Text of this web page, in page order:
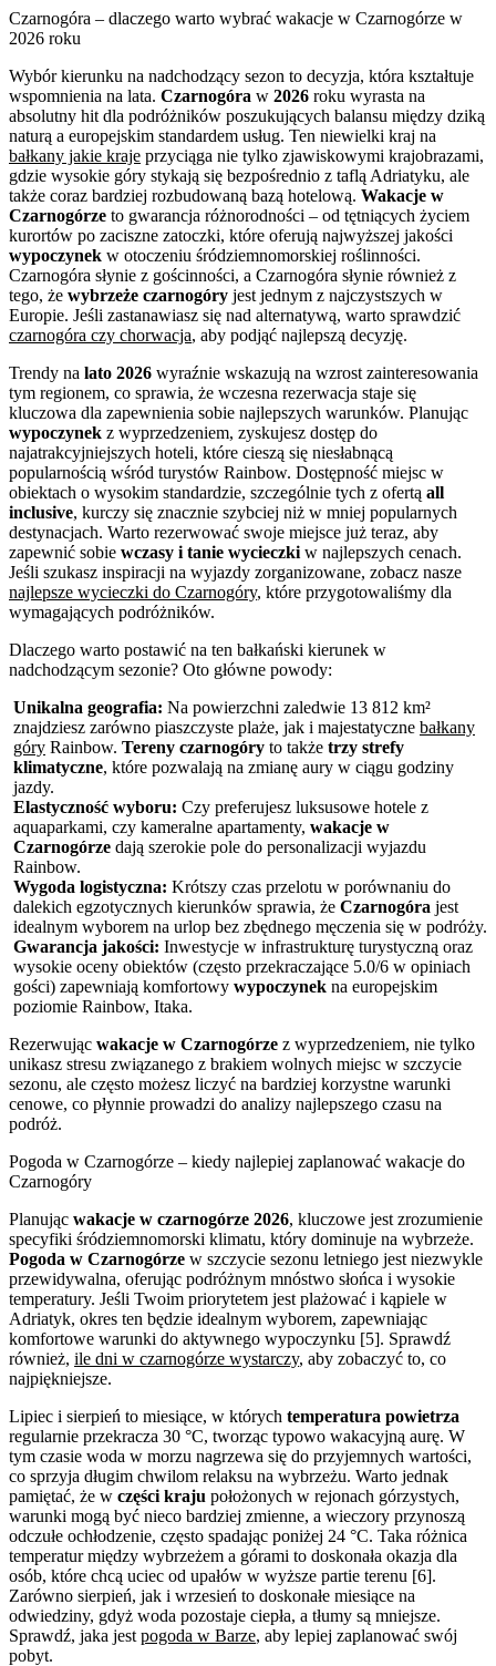
Czarnogóra – dlaczego warto wybrać wakacje w Czarnogórze w
2026 roku
Wybór kierunku na nadchodzący sezon to decyzja, która kształtuje
wspomnienia na lata. Czarnogóra w 2026 roku wyrasta na
absolutny hit dla podróżników poszukujących balansu między dziką
naturą a europejskim standardem usług. Ten niewielki kraj na
bałkany jakie kraje przyciąga nie tylko zjawiskowymi krajobrazami,
gdzie wysokie góry stykają się bezpośrednio z taflą Adriatyku, ale
także coraz bardziej rozbudowaną bazą hotelową. Wakacje w
Czarnogórze to gwarancja różnorodności – od tętniących życiem
kurortów po zaciszne zatoczki, które oferują najwyższej jakości
wypoczynek w otoczeniu śródziemnomorskiej roślinności.
Czarnogóra słynie z gościnności, a Czarnogóra słynie również z
tego, że wybrzeże czarnogóry jest jednym z najczystszych w
Europie. Jeśli zastanawiasz się nad alternatywą, warto sprawdzić
czarnogóra czy chorwacja, aby podjąć najlepszą decyzję.
Trendy na lato 2026 wyraźnie wskazują na wzrost zainteresowania
tym regionem, co sprawia, że wczesna rezerwacja staje się
kluczowa dla zapewnienia sobie najlepszych warunków. Planując
wypoczynek z wyprzedzeniem, zyskujesz dostęp do
najatrakcyjniejszych hoteli, które cieszą się niesłabnącą
popularnością wśród turystów Rainbow. Dostępność miejsc w
obiektach o wysokim standardzie, szczególnie tych z ofertą all
inclusive, kurczy się znacznie szybciej niż w mniej popularnych
destynacjach. Warto rezerwować swoje miejsce już teraz, aby
zapewnić sobie wczasy i tanie wycieczki w najlepszych cenach.
Jeśli szukasz inspiracji na wyjazdy zorganizowane, zobacz nasze
najlepsze wycieczki do Czarnogóry, które przygotowaliśmy dla
wymagających podróżników.
Dlaczego warto postawić na ten bałkański kierunek w
nadchodzącym sezonie? Oto główne powody:
Unikalna geografia: Na powierzchni zaledwie 13 812 km²
znajdziesz zarówno piaszczyste plaże, jak i majestatyczne bałkany
góry Rainbow. Tereny czarnogóry to także trzy strefy
klimatyczne, które pozwalają na zmianę aury w ciągu godziny
jazdy.
Elastyczność wyboru: Czy preferujesz luksusowe hotele z
aquaparkami, czy kameralne apartamenty, wakacje w
Czarnogórze dają szerokie pole do personalizacji wyjazdu
Rainbow.
Wygoda logistyczna: Krótszy czas przelotu w porównaniu do
dalekich egzotycznych kierunków sprawia, że Czarnogóra jest
idealnym wyborem na urlop bez zbędnego męczenia się w podróży.
Gwarancja jakości: Inwestycje w infrastrukturę turystyczną oraz
wysokie oceny obiektów (często przekraczające 5.0/6 w opiniach
gości) zapewniają komfortowy wypoczynek na europejskim
poziomie Rainbow, Itaka.
Rezerwując wakacje w Czarnogórze z wyprzedzeniem, nie tylko
unikasz stresu związanego z brakiem wolnych miejsc w szczycie
sezonu, ale często możesz liczyć na bardziej korzystne warunki
cenowe, co płynnie prowadzi do analizy najlepszego czasu na
podróż.
Pogoda w Czarnogórze – kiedy najlepiej zaplanować wakacje do
Czarnogóry
Planując wakacje w czarnogórze 2026, kluczowe jest zrozumienie
specyfiki śródziemnomorski klimatu, który dominuje na wybrzeże.
Pogoda w Czarnogórze w szczycie sezonu letniego jest niezwykle
przewidywalna, oferując podróżnym mnóstwo słońca i wysokie
temperatury. Jeśli Twoim priorytetem jest plażować i kąpiele w
Adriatyk, okres ten będzie idealnym wyborem, zapewniając
komfortowe warunki do aktywnego wypoczynku [5]. Sprawdź
również, ile dni w czarnogórze wystarczy, aby zobaczyć to, co
najpiękniejsze.
Lipiec i sierpień to miesiące, w których temperatura powietrza
regularnie przekracza 30 °C, tworząc typowo wakacyjną aurę. W
tym czasie woda w morzu nagrzewa się do przyjemnych wartości,
co sprzyja długim chwilom relaksu na wybrzeżu. Warto jednak
pamiętać, że w części kraju położonych w rejonach górzystych,
warunki mogą być nieco bardziej zmienne, a wieczory przynoszą
odczułe ochłodzenie, często spadając poniżej 24 °C. Taka różnica
temperatur między wybrzeżem a górami to doskonała okazja dla
osób, które chcą uciec od upałów w wyższe partie terenu [6].
Zarówno sierpień, jak i wrzesień to doskonałe miesiące na
odwiedziny, gdyż woda pozostaje ciepła, a tłumy są mniejsze.
Sprawdź, jaka jest pogoda w Barze, aby lepiej zaplanować swój
pobyt.